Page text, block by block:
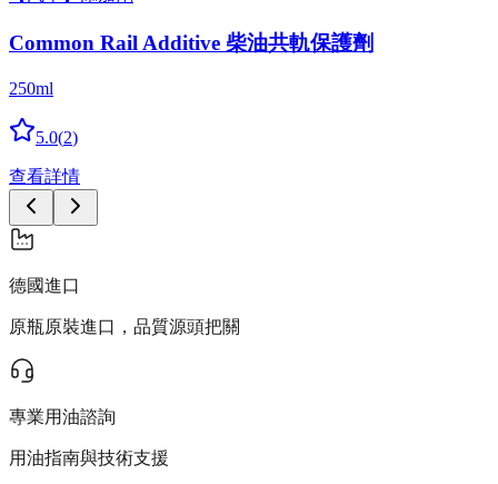
Common Rail Additive 柴油共軌保護劑
250ml
5.0(2)
查看詳情
德國進口
原瓶原裝進口，品質源頭把關
專業用油諮詢
用油指南與技術支援